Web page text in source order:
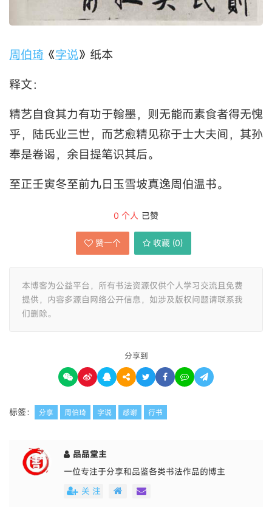
周伯琦 《字说》纸本
释文：
精艺自食其力有功于翰墨，则无能而素食者得无愧
乎，陆氏业三世，而艺愈精见称于士大夫间，其孙
奉是卷谒，余目提笔识其后。
至正壬寅冬至前九日玉雪坡真逸周伯温书。
0 个人 已赞
赞一个 收藏 (0)
本博客为公益平台，所有书法资源仅供个人学习交流且免费
提供，内容多源自网络公开信息，如涉及版权问题请联系我
们删除。
分享到
标签： 分享 周伯琦 字说 感谢 行书
品品堂主
一位专注于分享和品鉴各类书法作品的博主
关 注